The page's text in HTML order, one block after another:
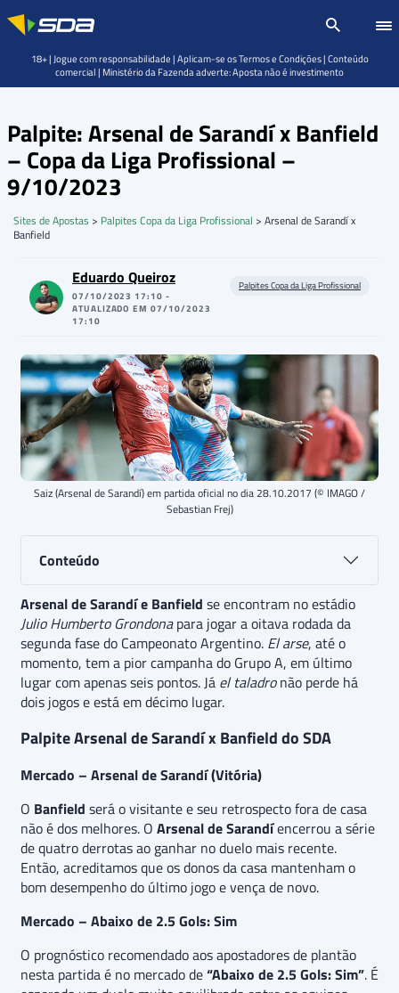
Palpite: Arsenal de Sarandí x Banfield
– Copa da Liga Profissional –
9/10/2023
Sites de Apostas > Palpites Copa da Liga Profissional > Arsenal de Sarandí x
Banfield
Eduardo Queiroz
07/10/2023 17:10 -
ATUALIZADO EM 07/10/2023
17:10
Palpites Copa da Liga Profissional
Saiz (Arsenal de Sarandí) em partida oficial no dia 28.10.2017 (© IMAGO /
Sebastian Frej)
Conteúdo
Arsenal de Sarandí e Banfield se encontram no estádio
Julio Humberto Grondonapara jogar a oitava rodada da
segunda fase do Campeonato Argentino. El arse, até o
momento, tem a pior campanha do Grupo A, em último
lugar com apenas seis pontos. Já el taladronão perde há
dois jogos e está em décimo lugar.
Palpite Arsenal de Sarandí x Banfield do SDA
Mercado – Arsenal de Sarandí (Vitória)
O Banfield será o visitante e seu retrospecto fora de casa
não é dos melhores. O Arsenal de Sarandíencerrou a série
de quatro derrotas ao ganhar no duelo mais recente.
Então, acreditamos que os donos da casa mantenham o
bom desempenho do último jogo e vença de novo.
Mercado – Abaixo de 2.5 Gols: Sim
O prognóstico recomendado aos apostadores de plantão
nesta partida é no mercado de“Abaixo de 2.5 Gols: Sim”. É
18+ | Jogue com responsabilidade | Aplicam-se os Termos e Condições | Conteúdo
comercial | Ministério da Fazenda adverte: Aposta não é investimento